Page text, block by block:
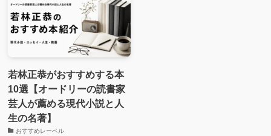
若林正恭がおすすめする本
10選【オードリーの読書家
芸人が薦める現代小説と人
生の名著】
おすすめレーベル